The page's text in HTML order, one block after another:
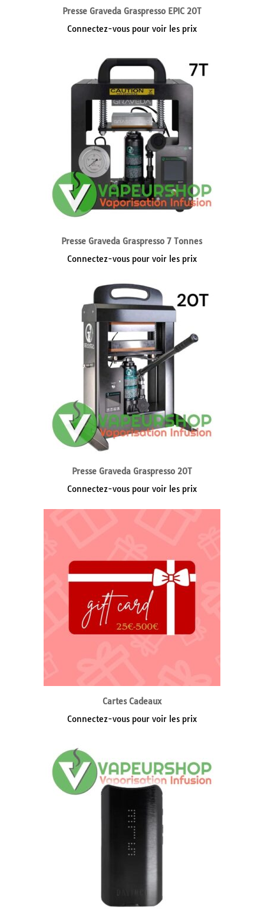
Presse Graveda Graspresso EPIC 20T
Connectez-vous pour voir les prix
Presse Graveda Graspresso 7 Tonnes
Connectez-vous pour voir les prix
Presse Graveda Graspresso 20T
Connectez-vous pour voir les prix
Cartes Cadeaux
Connectez-vous pour voir les prix